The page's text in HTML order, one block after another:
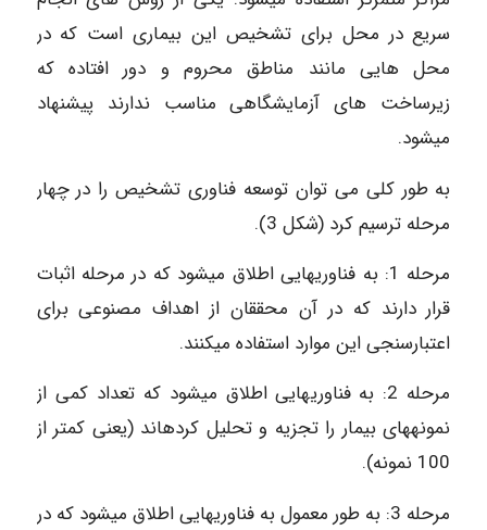
سریع در محل برای تشخیص این بیماری است که در
محل‎ هایی مانند مناطق محروم و دور افتاده که
زیرساخت ‎های آزمایشگاهی مناسب ندارند پیشنهاد
می‎شود.
به طور کلی می توان توسعه فناوری تشخیص را در چهار
مرحله ترسیم کرد (شکل 3).
مرحله 1: به فناوری‎هایی اطلاق می‎شود که در مرحله اثبات
قرار دارند که در آن محققان از اهداف مصنوعی برای
اعتبار‎سنجی این موارد استفاده می‎کنند.
مرحله 2: به فناوری‎هایی اطلاق می‎شود که تعداد کمی از
نمونه‎های بیمار را تجزیه و تحلیل کرده‎اند (یعنی کمتر از
100 نمونه).
مرحله 3: به طور معمول به فناوری‎هایی اطلاق می‎شود که در